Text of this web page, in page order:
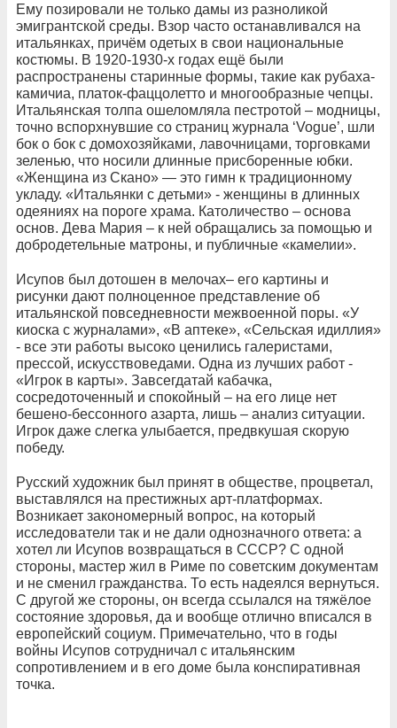
Ему позировали не только дамы из разноликой
эмигрантской среды. Взор часто останавливался на
итальянках, причём одетых в свои национальные
костюмы. В 1920-1930-х годах ещё были
распространены старинные формы, такие как рубаха-
камичиа, платок-фаццолетто и многообразные чепцы.
Итальянская толпа ошеломляла пестротой – модницы,
точно вспорхнувшие со страниц журнала ‘Vogue’, шли
бок о бок с домохозяйками, лавочницами, торговками
зеленью, что носили длинные присборенные юбки.
«Женщина из Скано» — это гимн к традиционному
укладу. «Итальянки с детьми» - женщины в длинных
одеяниях на пороге храма. Католичество – основа
основ. Дева Мария – к ней обращались за помощью и
добродетельные матроны, и публичные «камелии».
Исупов был дотошен в мелочах– его картины и
рисунки дают полноценное представление об
итальянской повседневности межвоенной поры. «У
киоска с журналами», «В аптеке», «Сельская идиллия»
- все эти работы высоко ценились галеристами,
прессой, искусствоведами. Одна из лучших работ -
«Игрок в карты». Завсегдатай кабачка,
сосредоточенный и спокойный – на его лице нет
бешено-бессонного азарта, лишь – анализ ситуации.
Игрок даже слегка улыбается, предвкушая скорую
победу.
Русский художник был принят в обществе, процветал,
выставлялся на престижных арт-платформах.
Возникает закономерный вопрос, на который
исследователи так и не дали однозначного ответа: а
хотел ли Исупов возвращаться в СССР? С одной
стороны, мастер жил в Риме по советским документам
и не сменил гражданства. То есть надеялся вернуться.
С другой же стороны, он всегда ссылался на тяжёлое
состояние здоровья, да и вообще отлично вписался в
европейский социум. Примечательно, что в годы
войны Исупов сотрудничал с итальянским
сопротивлением и в его доме была конспиративная
точка.